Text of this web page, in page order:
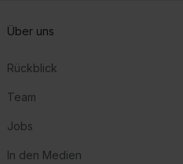
Über uns
Rückblick
Team
Jobs
In den Medien